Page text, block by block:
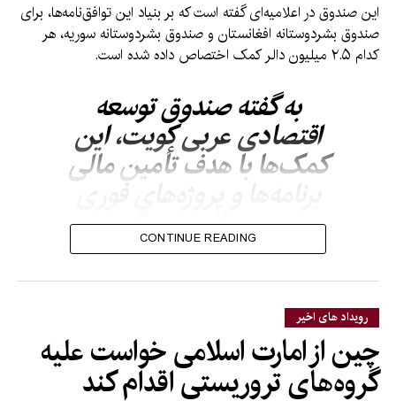
این صندوق در اعلامیه‌ای گفته است که بر بنیاد این توافق‌نامه‌ها، برای
صندوق بشردوستانه افغانستان و صندوق بشردوستانه سوریه، هر
کدام ۲.۵ میلیون دالر کمک اختصاص داده شده است.
به گفته صندوق توسعه
اقتصادی عربی کویت، این
کمک‌ها با هدف تأمین مالی
برنامه‌ها و پروژه‌های فوری
بشردوستانه، رسیدگی به
نیازهای حیاتی و ارائه
کمک‌های نجات‌بخش به افراد
آسیب‌پذیر و نیازمند مصرف
خواهد شد.
در اعلامیه آمده است که این کمک مالی، صندوق بشردوستانه
CONTINUE READING
رویداد های اخیر
چین از امارت اسلامی خواست علیه
گروه‌های تروریستی اقدام کند